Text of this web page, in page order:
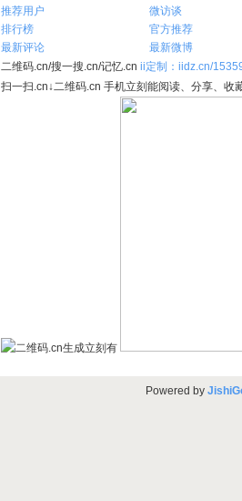
推荐用户
排行榜
最新评论
微访谈
官方推荐
最新微博
二维码.cn/搜一搜.cn/记忆.cn ii定制：iidz.cn/
扫一扫.cn↓二维码.cn 手机立刻能阅读、分享、收
Powered by